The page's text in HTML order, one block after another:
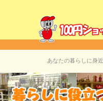
あなたの暮らしに身